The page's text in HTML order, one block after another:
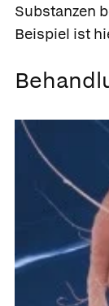
Substanzen
Beispiel ist